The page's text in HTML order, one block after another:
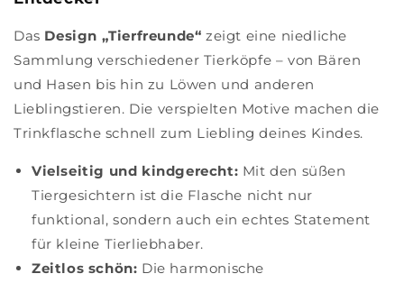
Das Design „Tierfreunde“ zeigt eine niedliche
Sammlung verschiedener Tierköpfe – von Bären
und Hasen bis hin zu Löwen und anderen
Lieblingstieren. Die verspielten Motive machen die
Trinkflasche schnell zum Liebling deines Kindes.
Vielseitig und kindgerecht: Mit den süßen
Tiergesichtern ist die Flasche nicht nur
funktional, sondern auch ein echtes Statement
für kleine Tierliebhaber.
Zeitlos schön: Die harmonische